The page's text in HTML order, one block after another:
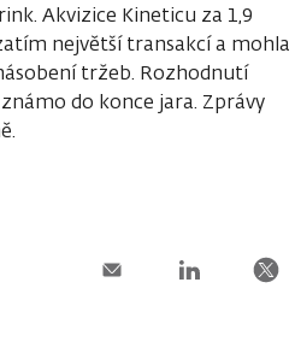
Akvizice Kineticu za 1,9
největší transakcí a mohla
tržeb. Rozhodnutí
do konce jara. Zprávy